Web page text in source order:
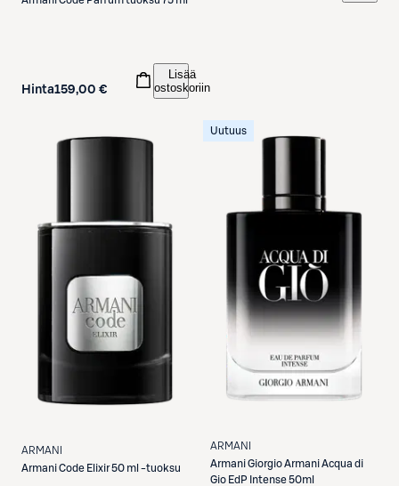
Hinta159,00 €
Lisää
ostoskoriin
ARMANI
ArmaniCode Elixir 50 ml -tuoksu
Uutuus
ARMANI
ArmaniGiorgio Armani Acqua di
Gio EdP Intense 50ml